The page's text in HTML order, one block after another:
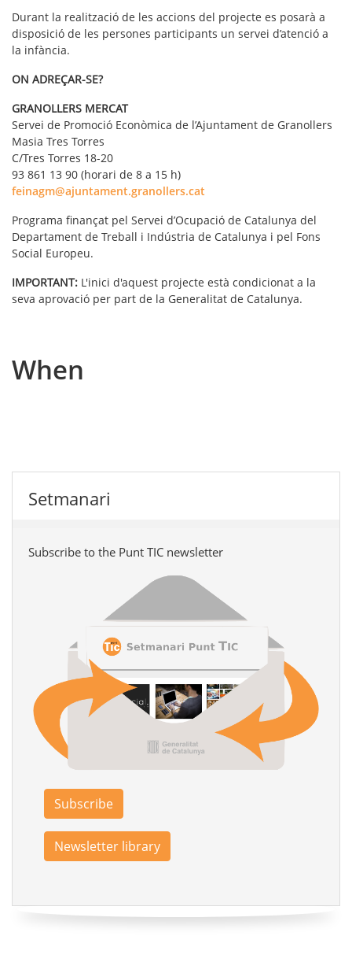
Durant la realització de les accions del projecte es posarà a
disposició de les persones participants un servei d’atenció a
la infància.
ON ADREÇAR-SE?
GRANOLLERS MERCAT
Servei de Promoció Econòmica de l’Ajuntament de Granollers
Masia Tres Torres
C/Tres Torres 18-20
93 861 13 90 (horari de 8 a 15 h)
feinagm@ajuntament.granollers.cat
Programa finançat pel Servei d’Ocupació de Catalunya del
Departament de Treball i Indústria de Catalunya i pel Fons
Social Europeu.
IMPORTANT: L'inici d'aquest projecte està condicionat a la
seva aprovació per part de la Generalitat de Catalunya.
When
Setmanari
Subscribe to the Punt TIC newsletter
Subscribe
Newsletter library